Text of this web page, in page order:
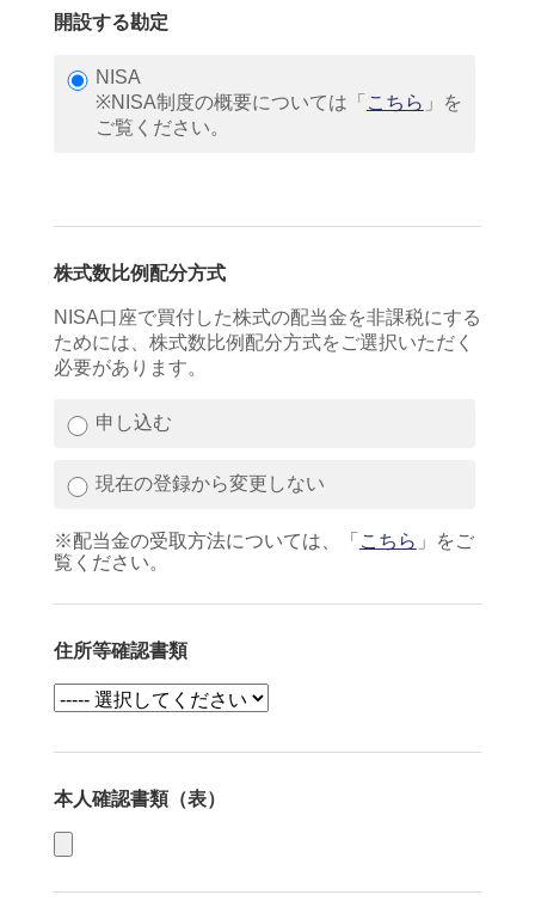
開設する勘定
NISA
※NISA制度の概要については「 こちら 」を
ご覧ください。
株式数比例配分方式
NISA口座で買付した株式の配当金を非課税にする
ためには、株式数比例配分方式をご選択いただく
必要があります。
申し込む
現在の登録から変更しない
※配当金の受取方法については、「 こちら 」をご
覧ください。
住所等確認書類
本人確認書類（表）